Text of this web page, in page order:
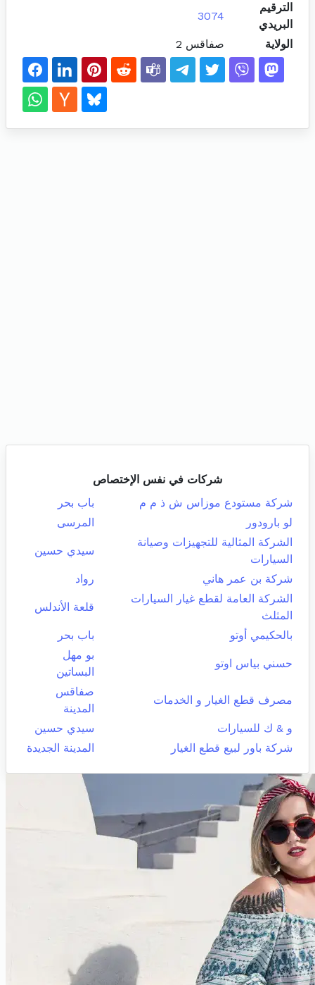
الترقيم
البريدي
3074
الولاية صفاقس 2
شركات في نفس الإختصاص
شركة مستودع موزاس ش ذ م م
باب بحر
لو بارودور
المرسى
الشركة المثالية للتجهيزات وصيانة
السيارات
سيدي حسين
شركة بن عمر هاني
رواد
الشركة العامة لقطع غيار السيارات
المثلث
قلعة الأندلس
بالحكيمي أوتو باب بحر
حسني بياس اوتو
بو مهل
البساتين
مصرف قطع الغيار و الخدمات
صفاقس
المدينة
و & ك للسيارات
سيدي حسين
شركة باور لبيع قطع الغيار
المدينة الجديدة